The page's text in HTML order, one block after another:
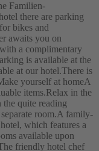
Familien-
there are parking
bikes and
awaits you on
a complimentary
is available at the
at our hotel.There is
yourself at homeA
items.Relax in the
quite reading
room.A family-
which features a
available upon
friendly hotel chef